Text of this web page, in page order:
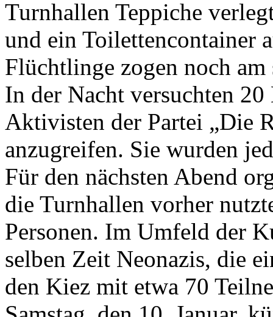
Turnhallen Teppiche
und ein Toilettencontainer
Flüchtlinge zogen noch
In der Nacht versuchten
Aktivisten der Partei „Die
anzugreifen. Sie wurden
Für den nächsten Abend
die Turnhallen vorher
Personen. Im Umfeld der
selben Zeit Neonazis, die
den Kiez mit etwa 70